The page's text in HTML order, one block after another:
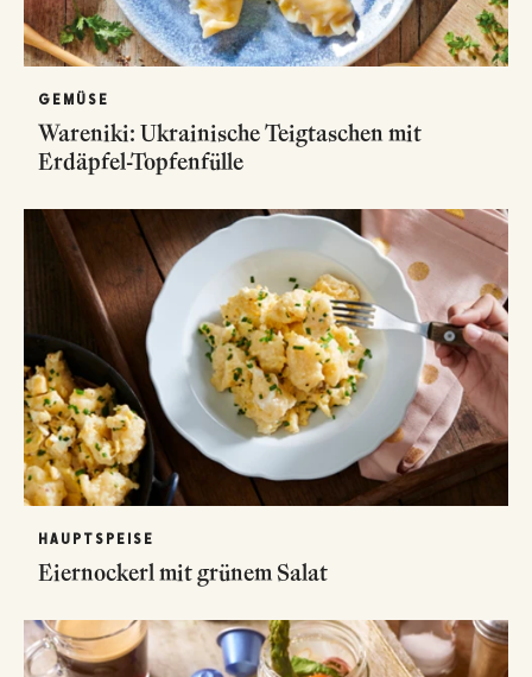
GEMÜSE
Wareniki: Ukrainische Teigtaschen mit
Erdäpfel-Topfenfülle
HAUPTSPEISE
Eiernockerl mit grünem Salat